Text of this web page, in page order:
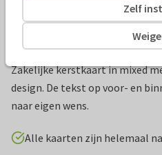
Productinformatie
Zakelijke kerstkaart in mixed
design. De tekst op voor- en
naar eigen wens.
Alle kaarten zijn helemaal
Zelf